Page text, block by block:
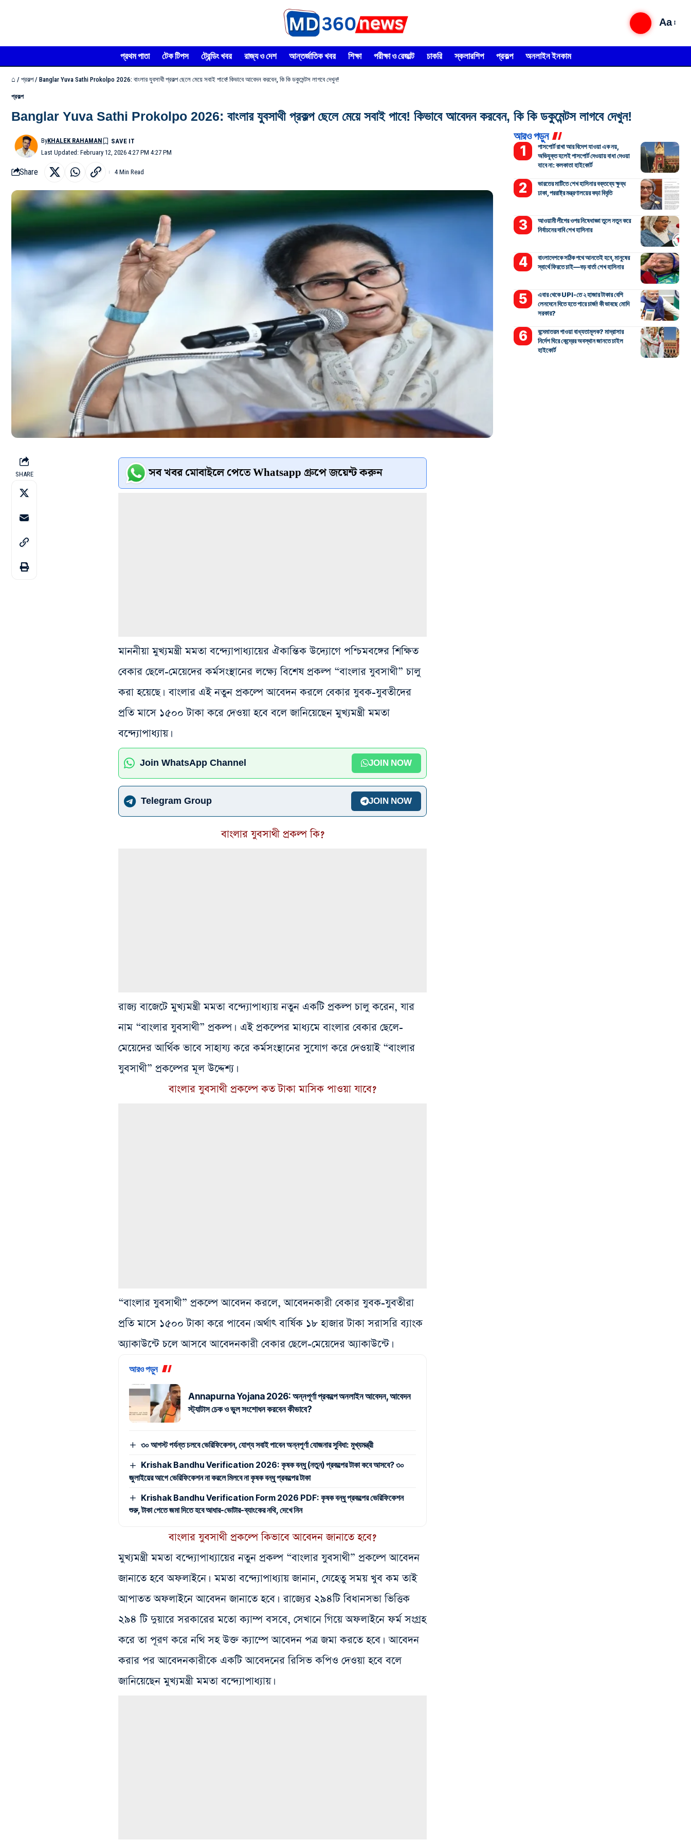
Aa
প্রথম পাতা টেক টিপস ট্রেন্ডিং খবর রাজ্য ও দেশ আন্তর্জাতিক খবর শিক্ষা পরীক্ষা ও রেজাল্ট চাকরি স্কলারশিপ প্রকল্প অনলাইন ইনকাম
⌂ / প্রকল্প/ Banglar Yuva Sathi Prokolpo 2026: বাংলার যুবসাথী প্রকল্প ছেলে মেয়ে সবাই পাবে! কিভাবে আবেদন করবেন, কি কি ডকুমেন্টস লাগবে দেখুন!
প্রকল্প
Banglar Yuva Sathi Prokolpo 2026: বাংলার যুবসাথী প্রকল্প ছেলে মেয়ে সবাই পাবে! কিভাবে আবেদন করবেন, কি কি ডকুমেন্টস লাগবে দেখুন!
Last Updated: February 12, 2026 4:27 PM 4:27 PM
ByKHALEK RAHAMAN
Share 4 Min Read
SHARE সব খবর মোবাইলে পেতে Whatsapp গ্রুপে জয়েন্ট করুন
মাননীয়া মুখ্যমন্ত্রী মমতা বন্দ্যোপাধ্যায়ের ঐকান্তিক উদ্যোগে পশ্চিমবঙ্গের শিক্ষিত
বেকার ছেলে-মেয়েদের কর্মসংস্থানের লক্ষ্যে বিশেষ প্রকল্প “বাংলার যুবসাথী” চালু
করা হয়েছে। বাংলার এই নতুন প্রকল্পে আবেদন করলে বেকার যুবক-যুবতীদের
প্রতি মাসে ১৫০০ টাকা করে দেওয়া হবে বলে জানিয়েছেন মুখ্যমন্ত্রী মমতা
বন্দ্যোপাধ্যায়।
Join WhatsApp Channel JOIN NOW
Telegram Group JOIN NOW
বাংলার যুবসাথী প্রকল্প কি?
রাজ্য বাজেটে মুখ্যমন্ত্রী মমতা বন্দ্যোপাধ্যায় নতুন একটি প্রকল্প চালু করেন, যার
নাম “বাংলার যুবসাথী” প্রকল্প। এই প্রকল্পের মাধ্যমে বাংলার বেকার ছেলে-
মেয়েদের আর্থিক ভাবে সাহায্য করে কর্মসংস্থানের সুযোগ করে দেওয়াই “বাংলার
যুবসাথী” প্রকল্পের মূল উদ্দেশ্য।
বাংলার যুবসাথী প্রকল্পে কত টাকা মাসিক পাওয়া যাবে?
“বাংলার যুবসাথী” প্রকল্পে আবেদন করলে, আবেদনকারী বেকার যুবক-যুবতীরা
প্রতি মাসে ১৫০০ টাকা করে পাবেন। অর্থাৎ বার্ষিক ১৮ হাজার টাকা সরাসরি ব্যাংক
অ্যাকাউন্টে চলে আসবে আবেদনকারী বেকার ছেলে-মেয়েদের অ্যাকাউন্টে।
আরও পড়ুন
Annapurna Yojana 2026: অন্নপূর্ণা প্রকল্পে অনলাইন আবেদন, আবেদন
স্ট্যাটাস চেক ও ভুল সংশোধন করবেন কীভাবে?
৩০ আগস্ট পর্যন্ত চলবে ভেরিফিকেশন, যোগ্য সবাই পাবেন অন্নপূর্ণা যোজনার সুবিধা: মুখ্যমন্ত্রী
Krishak Bandhu Verification 2026: কৃষক বন্ধু (নতুন) প্রকল্পের টাকা কবে আসবে? ৩০
জুলাইয়ের আগে ভেরিফিকেশন না করলে মিলবে না কৃষক বন্ধু প্রকল্পের টাকা
Krishak Bandhu Verification Form 2026 PDF: কৃষক বন্ধু প্রকল্পের ভেরিফিকেশন
শুরু, টাকা পেতে জমা দিতে হবে আধার-ভোটার-ব্যাংকের নথি, দেখে নিন
বাংলার যুবসাথী প্রকল্পে কিভাবে আবেদন জানাতে হবে?
মুখ্যমন্ত্রী মমতা বন্দ্যোপাধ্যায়ের নতুন প্রকল্প “বাংলার যুবসাথী” প্রকল্পে আবেদন
জানাতে হবে অফলাইনে। মমতা বন্দ্যোপাধ্যায় জানান, যেহেতু সময় খুব কম তাই
আপাতত অফলাইনে আবেদন জানাতে হবে। রাজ্যের ২৯৪টি বিধানসভা ভিত্তিক
২৯৪ টি দুয়ারে সরকারের মতো ক্যাম্প বসবে, সেখানে গিয়ে অফলাইনে ফর্ম সংগ্রহ
করে তা পূরণ করে নথি সহ উক্ত ক্যাম্পে আবেদন পত্র জমা করতে হবে। আবেদন
করার পর আবেদনকারীকে একটি আবেদনের রিসিভ কপিও দেওয়া হবে বলে
জানিয়েছেন মুখ্যমন্ত্রী মমতা বন্দ্যোপাধ্যায়।
আরও পড়ুন
পাসপোর্ট রাখা আর বিদেশ যাওয়া এক নয়,
অভিযুক্ত হলেই পাসপোর্ট দেওয়ায় বাধা দেওয়া
যাবে না: কলকাতা হাইকোর্ট
ভারতের মাটিতে শেখ হাসিনার বক্তব্যে ক্ষুব্ধ
ঢাকা, পররাষ্ট্র মন্ত্রণালয়ের কড়া বিবৃতি
আওয়ামী লীগের ওপর নিষেধাজ্ঞা তুলে নতুন করে
নির্বাচনের দাবি শেখ হাসিনার
বাংলাদেশকে সঠিক পথে আনতেই হবে, মানুষের
স্বার্থে ফিরতে চাই—বড় বার্তা শেখ হাসিনার
এবার থেকে UPI-তে ২ হাজার টাকার বেশি
লেনদেনে দিতে হতে পারে চার্জ! কী ভাবছে মোদি
সরকার?
বন্দেমাতরম গাওয়া বাধ্যতামূলক? মাদ্রাসার
নির্দেশ ঘিরে কেন্দ্রের অবস্থান জানতে চাইল
হাইকোর্ট